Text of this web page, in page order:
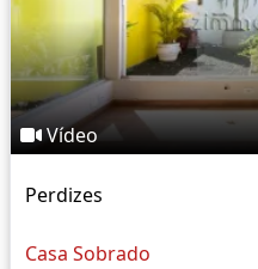
Vídeo
Perdizes
Casa Sobrado